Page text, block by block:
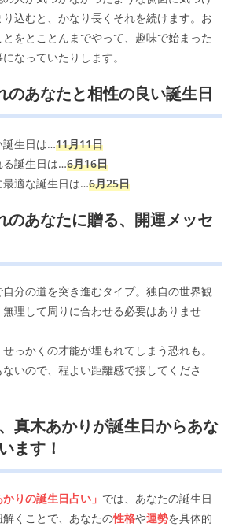
込むと、かなり長くそれを続けます。お
をとことんまでやって、趣味で始まった
なっていたりします。
のあなたと相性の良い誕生日
誕生日は…11月11日
る誕生日は…6月16日
最適な誕生日は…6月25日
のあなたに贈る、開運メッセ
分の道を突き進むタイプ。独自の世界観
理して周りに合わせる必要はありませ
っかくの才能が埋もれてしまう恐れも。
いので、程よい距離感で接してくださ
真木あかりが誕生日からあな
ます！
かりの誕生日占い」 では、あなたの誕生日
くことで、あなたの性格や運勢を具体的